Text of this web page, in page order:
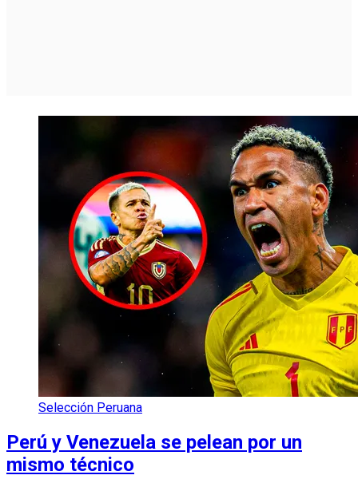
Selección Peruana
Perú y Venezuela se pelean por un
mismo técnico